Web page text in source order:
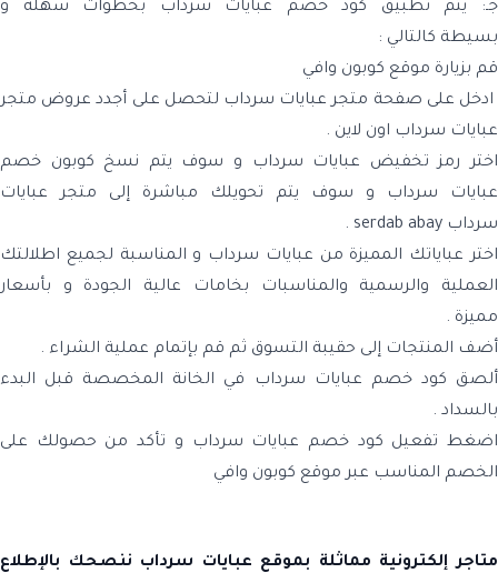
جـ: يتم تطبيق كودخصم عبايات سرداب
بخطوات سهلة و
بسيطة كالتالي :
قم بزيارة موقع كوبون وافي
ادخل على صفحة متجر عبايات سرداب لتحصل على أجدد عروض متجر
عبايات سرداب اون لاين .
اختر رمز تخفيض عبايات سرداب و سوف يتم نسخ كوبون خصم
عبايات سرداب و سوف يتم تحويلك مباشرة إلى متجرعبايات
سرداب serdab abay .
اختر عباياتك المميزة من عبايات سرداب و المناسبة لجميع اطلالتك
العملية والرسمية والمناسبات بخامات عالية الجودة و بأسعار
مميزة .
أضف المنتجات إلى حقيبة التسوق ثم قم بإتمام عملية الشراء .
ألصق كود خصم عبايات سرداب
في الخانة المخصصة قبل البدء
بالسداد .
اضغط تفعيل كود خصم عبايات سرداب
و تأكد من حصولك على
الخصم المناسب عبر موقع كوبون وافي
متاجر إلكترونية مماثلة بموقع عبايات سرداب ننصحك بالإطلاع